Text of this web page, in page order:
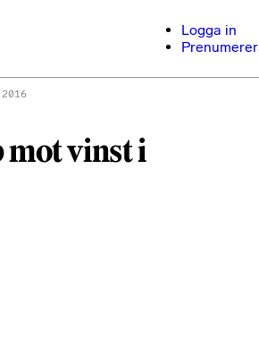
Logga in
mot vinst i